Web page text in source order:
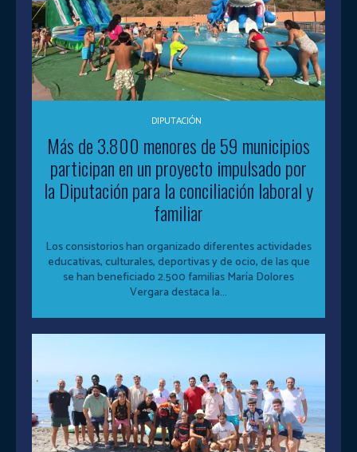
DIPUTACIÓN
Más de 3.800 menores de 59 municipios
participan en un proyecto impulsado por
la Diputación para la conciliación laboral y
familiar
Los consistorios han organizado diferentes actividades
educativas, culturales, deportivas y de ocio, de las que
se han beneficiado 2.500 familias María Dolores
Vergara destaca la...